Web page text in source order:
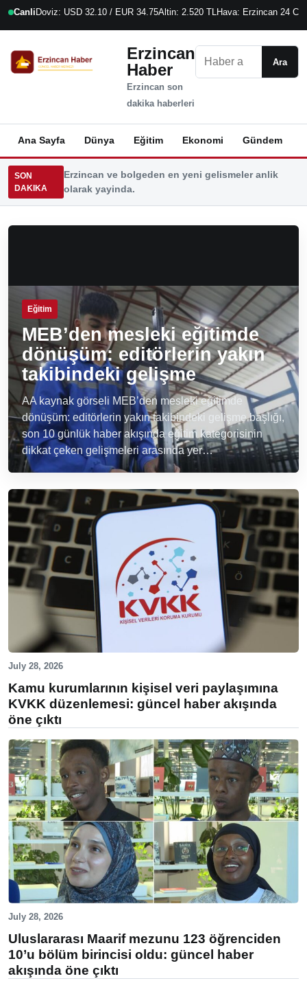
Canli Doviz: USD 32.10 / EUR 34.75Altin: 2.520 TLHava: Erzincan 24 C
Erzincan
Haber
Erzincan son
dakika haberleri
Ara
Ana Sayfa Dünya Eğitim Ekonomi Gündem
SON
DAKIKA
Erzincan ve bolgeden en yeni gelismeler anlik
olarak yayinda.
Eğitim
MEB’den mesleki eğitimde
dönüşüm: editörlerin yakın
takibindeki gelişme
AA kaynak görseli MEB’den mesleki eğitimde
dönüşüm: editörlerin yakın takibindeki gelişme başlığı,
son 10 günlük haber akışında eğitim kategorisinin
dikkat çeken gelişmeleri arasında yer…
July 28, 2026
Kamu kurumlarının kişisel veri paylaşımına
KVKK düzenlemesi: güncel haber akışında
öne çıktı
July 28, 2026
Uluslararası Maarif mezunu 123 öğrenciden
10’u bölüm birincisi oldu: güncel haber
akışında öne çıktı